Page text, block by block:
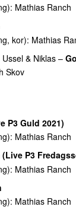
Mathias Ranch
kor): Mathias
Ussel & Niklas –
Skov
P3 Guld 2021)
Mathias Ranch
P3
Mathias Ranch
Mathias Ranch